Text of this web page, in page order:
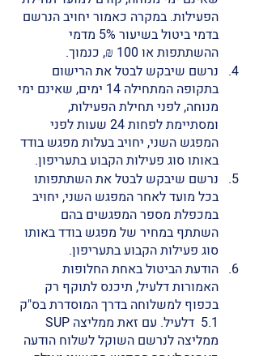
הפעילות. במקרה כאמור יחויב הנרשם
בדמי ביטול בשיעור 5% מדמי
ההשתתפות או 100 ₪, כנמוך.
נרשם שיבקש לבטל את הרישום
בתקופה המתחילה 14 ימים, שאינם ימי
מנוחה, לפני תחילת הפעילות,
ומסתיימת לפחות 24 שעות לפני
המפגש השני, יחויב בעלות מפגש בודד
באותו סוג פעילות הקבוע בתעריפון.
נרשם שיבקש לבטל את השתתפותו
בכל מועד לאחר המפגש השני, יחויב
במכפלת מספר המפגשים בהם
השתתף במחיר של מפגש בודד באותו
סוג פעילות הקבוע בתעריפון.
הודעת הביטול באחת החלופות
האמורות דלעיל, תיכנס לתוקף רק
בכפוף למשלוחה בדרך המוסדרת בס"ק
ממליצה לנרשם השוקל לשלוח הודעה